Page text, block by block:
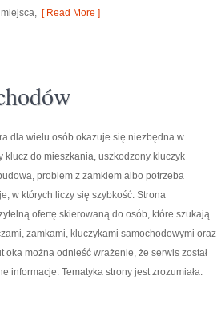
[ Read More ]
dla wielu osób okazuje się niezbędna w
do mieszkania, uszkodzony kluczyk
problem z zamkiem albo potrzeba
w których liczy się szybkość. Strona
ofertę skierowaną do osób, które szukają
zamkami, kluczykami samochodowymi oraz
można odnieść wrażenie, że serwis został
informacje. Tematyka strony jest zrozumiała: